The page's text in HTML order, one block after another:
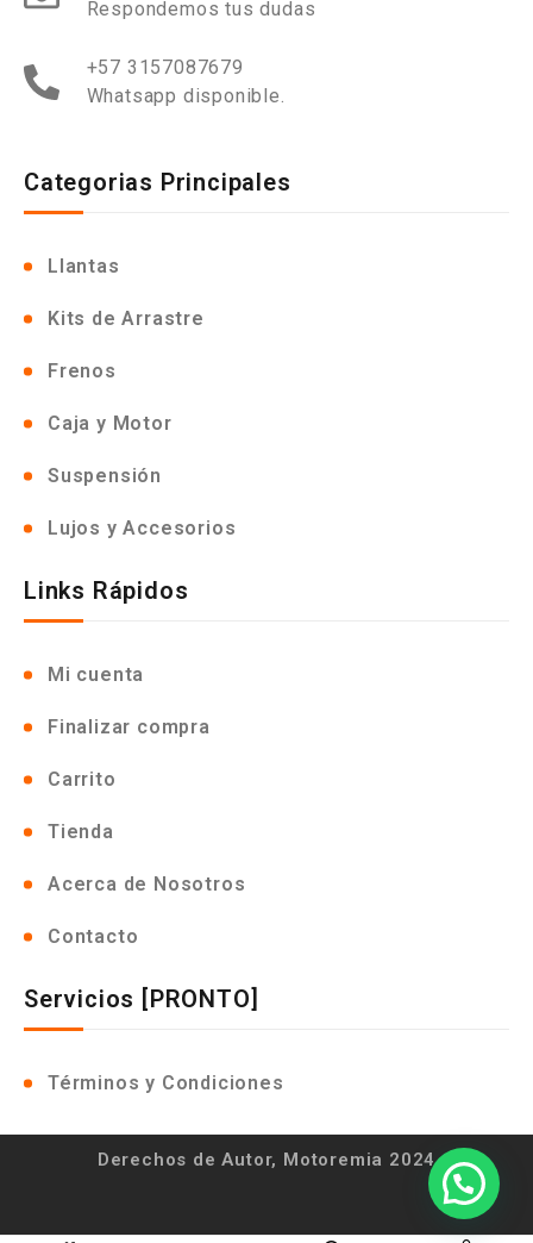
Respondemos tus dudas
+57 3157087679
Whatsapp disponible.
Categorias Principales
Llantas
Kits de Arrastre
Frenos
Caja y Motor
Suspensión
Lujos y Accesorios
Links Rápidos
Mi cuenta
Finalizar compra
Carrito
Tienda
Acerca de Nosotros
Contacto
Servicios [PRONTO]
Términos y Condiciones
Derechos de Autor, Motoremia 2024